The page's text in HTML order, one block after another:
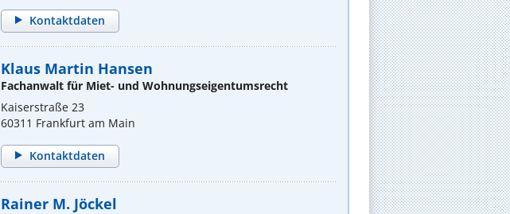
Kontaktdaten
Klaus Martin Hansen
Fachanwalt für Miet- und Wohnungseigentumsrecht
Kaiserstraße 23
60311 Frankfurt am Main
Kontaktdaten
Rainer M. Jöckel